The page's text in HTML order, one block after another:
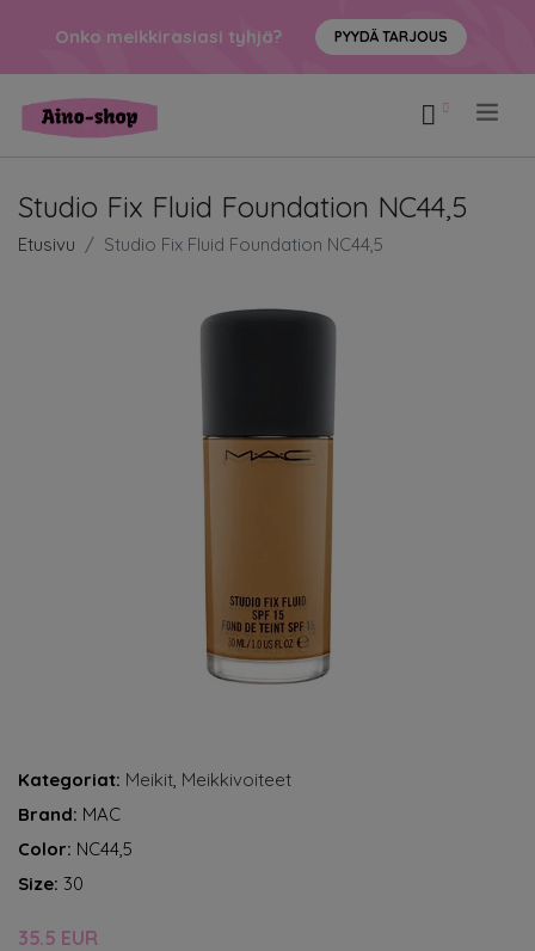
Onko meikkirasiasi tyhjä? PYYDÄ TARJOUS
Studio Fix Fluid Foundation NC44,5
Etusivu Studio Fix Fluid Foundation NC44,5
Kategoriat: Meikit, Meikkivoiteet
Brand: MAC
Color: NC44,5
Size: 30
35.5 EUR